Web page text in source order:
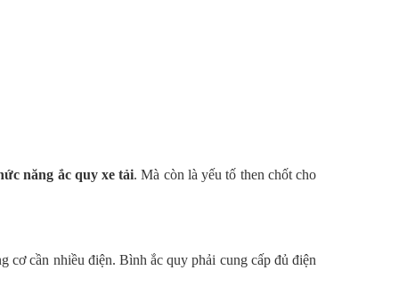
năng ắc quy xe tải. Mà còn là yếu tố then chốt cho
cơ cần nhiều điện. Bình ắc quy phải cung cấp đủ điện